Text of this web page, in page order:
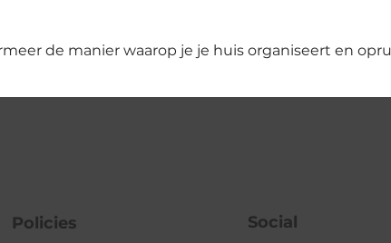
de manier waarop je je huis organiseert en
Policies Social